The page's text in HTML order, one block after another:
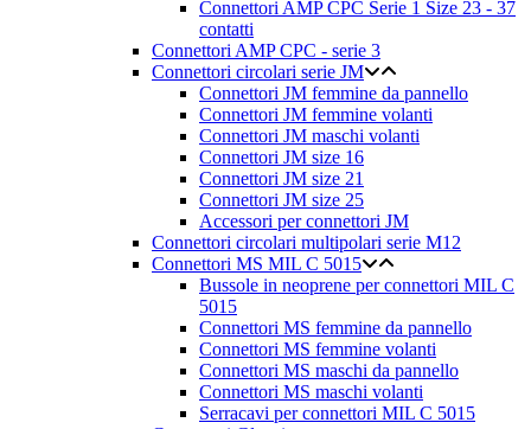
Connettori AMP CPC Serie 1 Size 23 - 37
contatti
Connettori AMP CPC - serie 3
Connettori circolari serie JM
Connettori JM femmine da pannello
Connettori JM femmine volanti
Connettori JM maschi volanti
Connettori JM size 16
Connettori JM size 21
Connettori JM size 25
Accessori per connettori JM
Connettori circolari multipolari serie M12
Connettori MS MIL C 5015
Bussole in neoprene per connettori MIL C
5015
Connettori MS femmine da pannello
Connettori MS femmine volanti
Connettori MS maschi da pannello
Connettori MS maschi volanti
Serracavi per connettori MIL C 5015